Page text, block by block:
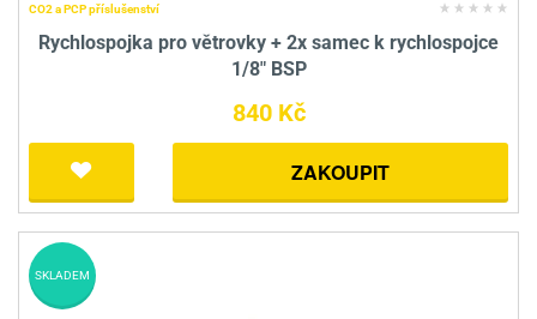
CO2 a PCP příslušenství
Rychlospojka pro větrovky + 2x samec k rychlospojce
1/8" BSP
840 Kč
ZAKOUPIT
SKLADEM